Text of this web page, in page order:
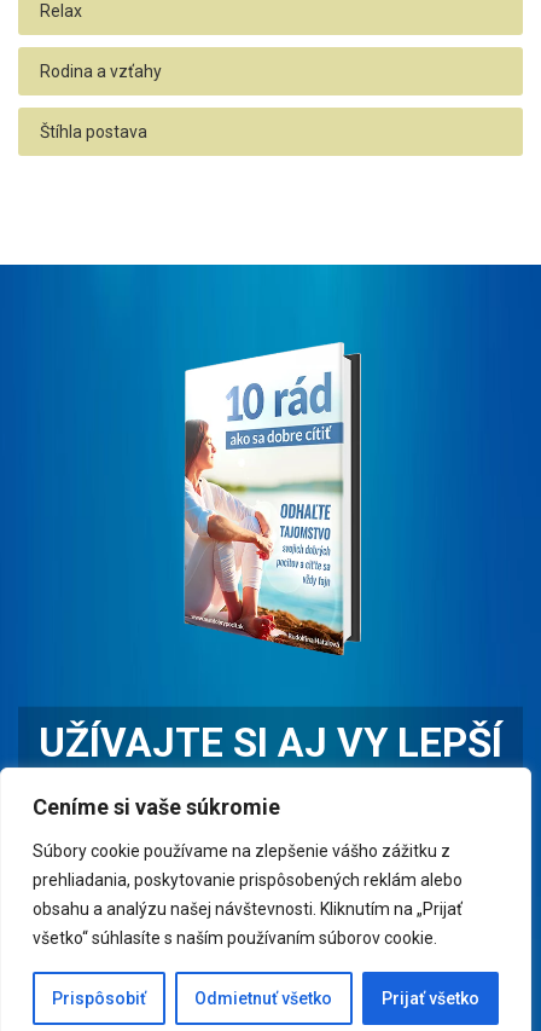
Ceníme si vaše súkromie
Súbory cookie používame na zlepšenie vášho zážitku z
prehliadania, poskytovanie prispôsobených reklám alebo
obsahu a analýzu našej návštevnosti. Kliknutím na „Prijať
všetko“ súhlasíte s naším používaním súborov cookie.
Prispôsobiť Odmietnuť všetko Prijať všetko
Relax
Rodina a vzťahy
Štíhla postava
UŽÍVAJTE SI AJ VY LEPŠÍ
ŽIVOT
Prečítajte si e-book "10 RÁD AKO SA DOBRE CÍTIŤ" a
cíťte sa dobre čo najčastejšie.
CHCEM PREČÍTAŤ E-BOOK